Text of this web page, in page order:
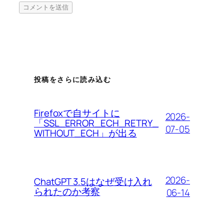
投稿をさらに読み込む
Firefoxで自サイトに
「SSL_ERROR_ECH_RETRY_
WITHOUT_ECH」が出る
2026-
07-05
ChatGPT 3.5はなぜ受け入れ
られたのか考察
2026-
06-14